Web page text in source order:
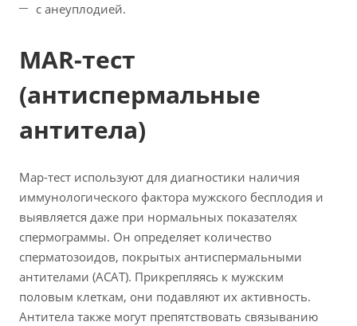
с анеуплодией.
MAR-тест
(антиспермальные
антитела)
Мар-тест используют для диагностики наличия
иммунологического фактора мужского бесплодия и
выявляется даже при нормальных показателях
спермограммы. Он определяет количество
сперматозоидов, покрытых антиспермальными
антителами (ACAT). Прикрепляясь к мужским
половым клеткам, они подавляют их активность.
Антитела также могут препятствовать связыванию